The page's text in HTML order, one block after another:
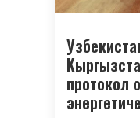
протокол